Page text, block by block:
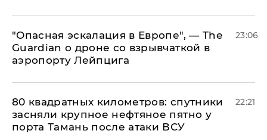
"Опасная эскалация в Европе", — The
Guardian о дроне со взрывчаткой в
аэропорту Лейпцига
23:06
80 квадратных километров: спутники
засняли крупное нефтяное пятно у
порта Тамань после атаки ВСУ
22:21